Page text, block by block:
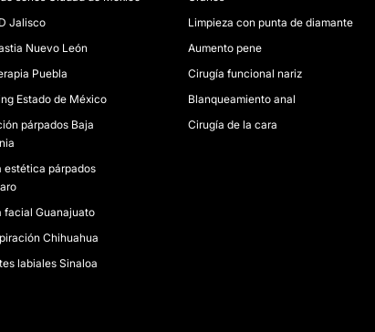
Jalisco
Nuevo León
Puebla
Estado de México
párpados Baja
estética párpados
facial Guanajuato
Chihuahua
labiales Sinaloa
Limpieza con punta de diamante
Aumento pene
Cirugía funcional nariz
Blanqueamiento anal
Cirugía de la cara